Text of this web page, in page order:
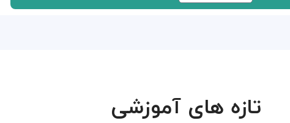
تازه های آموزشی